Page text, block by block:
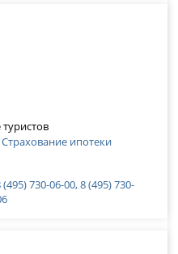
Страхование ипотеки
730-06-00, 8 (495) 730-